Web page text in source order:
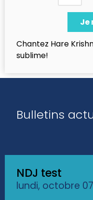
Chantez Hare
sublime!
Bulletins
NDJ test
lundi, octobre